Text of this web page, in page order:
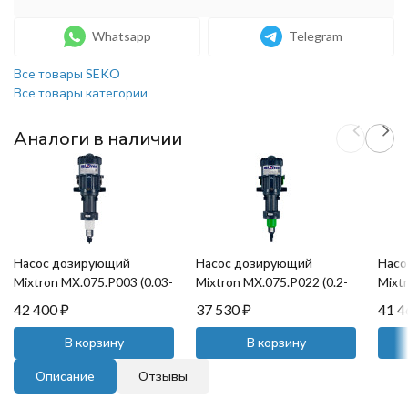
Whatsapp Telegram
Все товары SEKO
Все товары категории
Аналоги в наличии
Насос дозирующий
Mixtron MX.075.P003 (0.03-
0.2%, 0.5-6бар, 5л/ч)
42 400₽
В корзину
Насос дозирующий
Mixtron MX.075.P022 (0.2-
2%, 0.5-6бар, 5л/ч)
37 530₽
В корзину
41
Описание Отзывы